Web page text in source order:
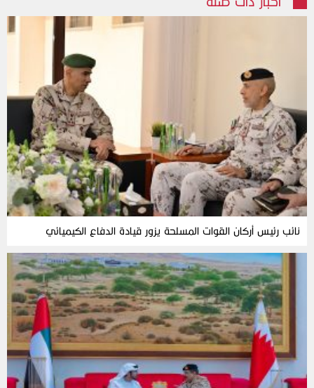
نائب رئيس أركان القوات المسلحة يزور قيادة الدفاع الكيميائي